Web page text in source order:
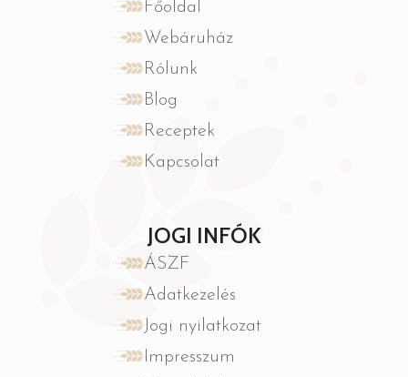
Főoldal
Webáruház
Rólunk
Blog
Receptek
Kapcsolat
JOGI INFÓK
ÁSZF
Adatkezelés
Jogi nyilatkozat
Impresszum